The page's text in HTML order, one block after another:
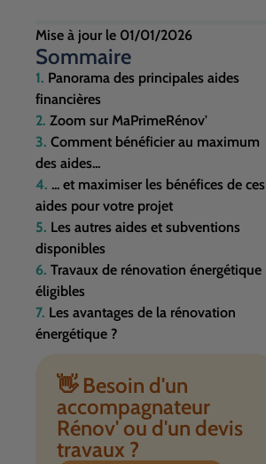
Mise à jour le 01/01/2026
Sommaire
Panorama des principales aides
financières
Zoom sur MaPrimeRénov'
Comment bénéficier au maximum
des aides...
... et maximiser les bénéfices de ces
aides pour votre projet
Les autres aides et subventions
disponibles
Travaux de rénovation énergétique
éligibles
Les avantages de la rénovation
énergétique ?
👋 Besoin d'un
accompagnateur
Rénov' ou d'un devis
travaux ?